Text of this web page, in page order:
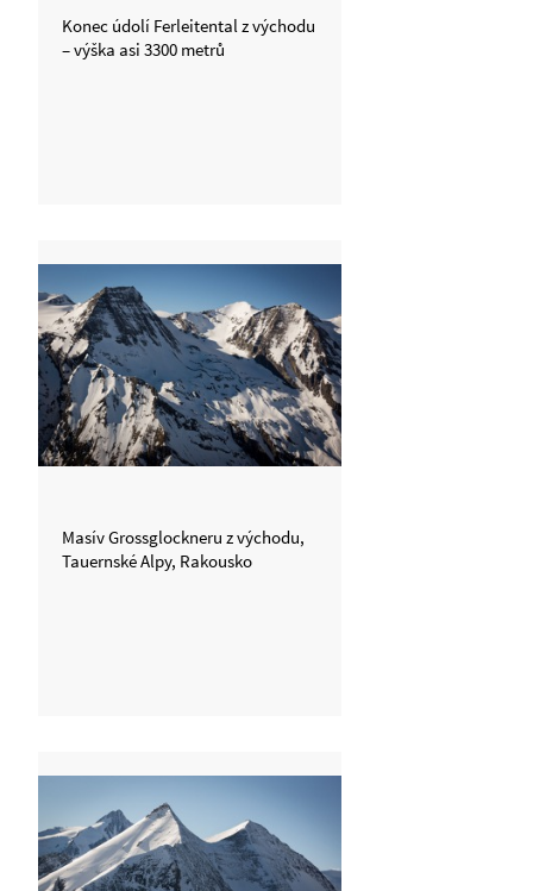
Konec údolí Ferleitental z východu
– výška asi 3300 metrů
Masív Grossglockneru z východu,
Tauernské Alpy, Rakousko